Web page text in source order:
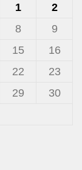
1
2
8
9
15
16
22
23
29
30